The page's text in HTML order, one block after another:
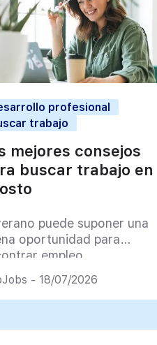
profesional
trabajo
mejores consejos
buscar trabajo en
puede suponer una
oportunidad para
empleo
- 18/07/2026